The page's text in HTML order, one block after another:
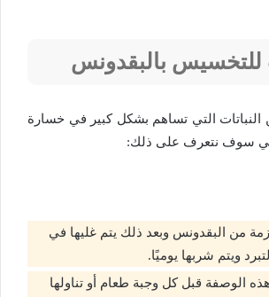
بالبقدونس
النباتات التي تساهم بشكل كبير في خسارة
سوف نتعرف على ذلك:
من البقدونس وبعد ذلك يتم غليها في
ويتم شربها يوميًا.
الوصفة قبل كل وجبة طعام أو تناولها